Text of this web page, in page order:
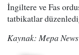
İngiltere ve Fas
tatbikatlar
Kaynak: Mepa News